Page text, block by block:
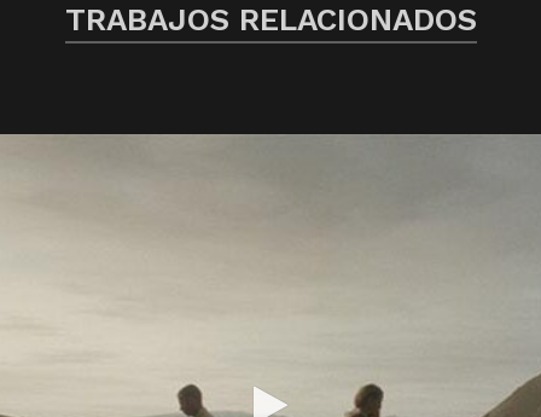
TRABAJOS RELACIONADOS